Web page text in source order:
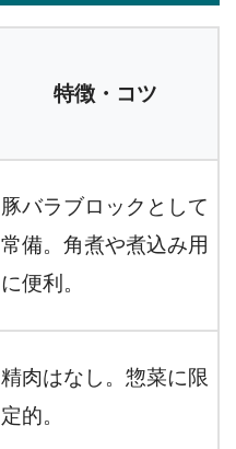
特徴・コツ
豚バラブロックとして
常備。角煮や煮込み用
に便利。
精肉はなし。惣菜に限
定的。